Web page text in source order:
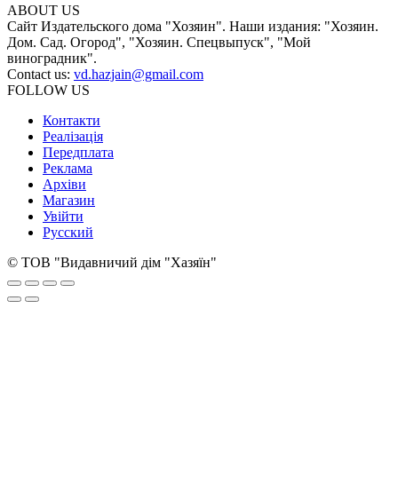
ABOUT US
Сайт Издательского дома "Хозяин". Наши издания: "Хозяин.
Дом. Сад. Огород", "Хозяин. Спецвыпуск", "Мой
виноградник".
Contact us: vd.hazjain@gmail.com
FOLLOW US
Контакти
Реалізація
Передплата
Реклама
Архіви
Магазин
Увійти
Русский
© ТОВ "Видавничий дім "Хазяїн"